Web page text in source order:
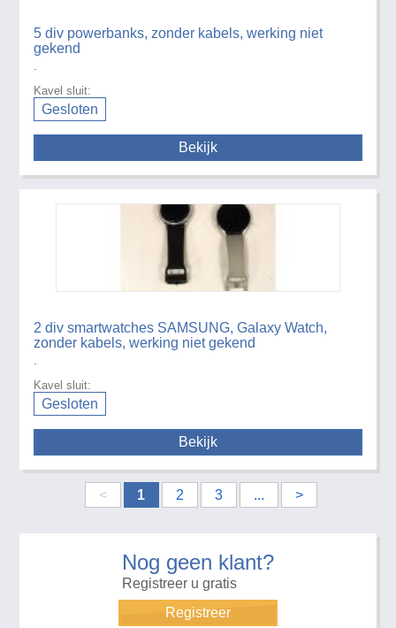
5 div powerbanks, zonder kabels, werking niet
gekend
Kavel sluit:
Gesloten
Bekijk
2 div smartwatches SAMSUNG, Galaxy Watch,
zonder kabels, werking niet gekend
Kavel sluit:
Gesloten
Bekijk
< 1 2 3 ... >
Nog geen klant?
Registreer u gratis
Registreer